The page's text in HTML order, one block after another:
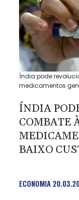
Índia pode
medicamentos
ÍNDIA
COMBATE
BAIXO
ECONOMIA